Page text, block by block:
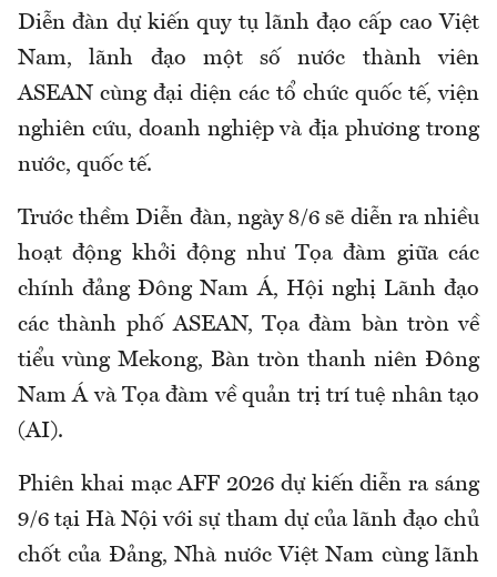
Diễn đàn dự kiến quy tụ lãnh đạo cấp cao Việt
Nam, lãnh đạo một số nước thành viên
ASEAN cùng đại diện các tổ chức quốc tế, viện
nghiên cứu, doanh nghiệp và địa phương trong
nước, quốc tế.
Trước thềm Diễn đàn, ngày 8/6 sẽ diễn ra nhiều
hoạt động khởi động như Tọa đàm giữa các
chính đảng Đông Nam Á, Hội nghị Lãnh đạo
các thành phố ASEAN, Tọa đàm bàn tròn về
tiểu vùng Mekong, Bàn tròn thanh niên Đông
Nam Á và Tọa đàm về quản trị trí tuệ nhân tạo
(AI).
Phiên khai mạc AFF 2026 dự kiến diễn ra sáng
9/6 tại Hà Nội với sự tham dự của lãnh đạo chủ
chốt của Đảng, Nhà nước Việt Nam cùng lãnh